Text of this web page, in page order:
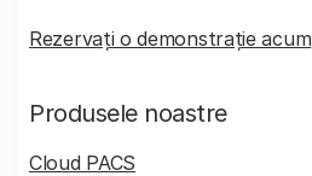
Rezervați o demonstrație acum
Produsele noastre
Cloud PACS